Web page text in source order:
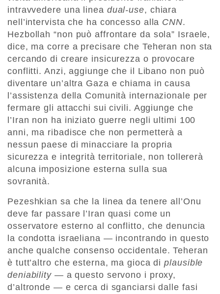
intravvedere una linea dual-use, chiara
nell’intervista che ha concesso alla CNN.
Hezbollah “non può affrontare da sola” Israele,
dice, ma corre a precisare che Teheran non sta
cercando di creare insicurezza o provocare
conflitti. Anzi, aggiunge che il Libano non può
diventare un’altra Gaza e chiama in causa
l’assistenza della Comunità internazionale per
fermare gli attacchi sui civili. Aggiunge che
l’Iran non ha iniziato guerre negli ultimi 100
anni, ma ribadisce che non permetterà a
nessun paese di minacciare la propria
sicurezza e integrità territoriale, non tollererà
alcuna imposizione esterna sulla sua
sovranità.
Pezeshkian sa che la linea da tenere all’Onu
deve far passare l’Iran quasi come un
osservatore esterno al conflitto, che denuncia
la condotta israeliana — incontrando in questo
anche qualche consenso occidentale. Teheran
è tutt’altro che esterna, ma gioca diplausible
deniability — a questo servono i proxy,
d’altronde — e cerca di sganciarsi dalle fasi